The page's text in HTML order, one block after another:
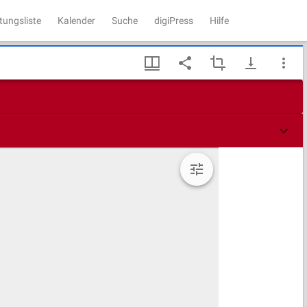
Kalender Suche digiPress Hilfe